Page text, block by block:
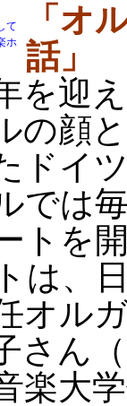
て
ホ
「オ
話」
を迎
の顔
ドイ
では
トを
は、
オル
さん
楽大